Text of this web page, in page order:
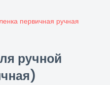
первичная ручная
ручной